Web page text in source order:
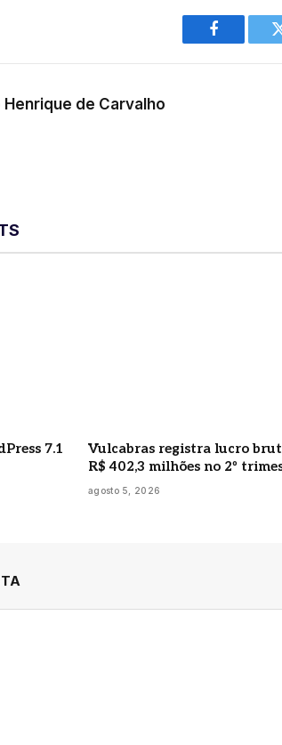
Facebook
Henrique de Carvalho
7.1
Vulcabras registra lucro
R$ 402,3 milhões no 2º
agosto 5, 2026